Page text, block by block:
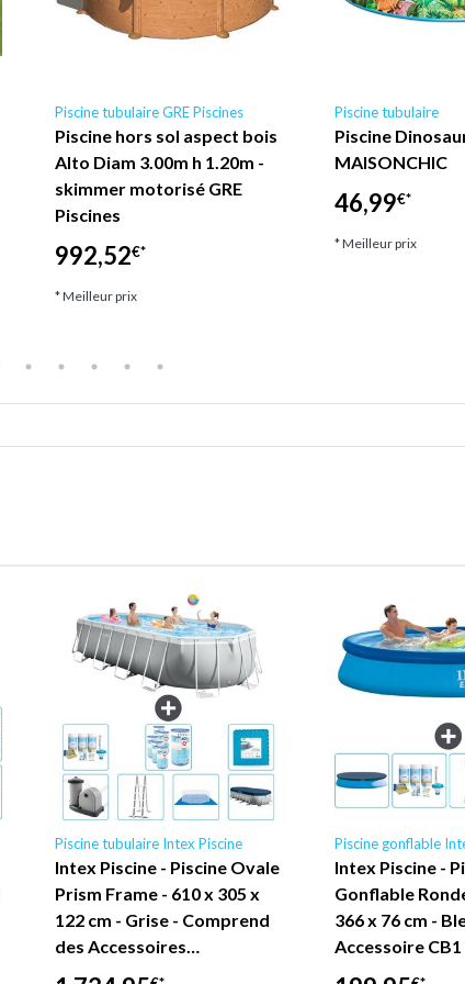
Piscine tubulaire GRE Piscines
Piscine hors sol aspect bois
Alto Diam 3.00m h 1.20m -
skimmer motorisé GRE
Piscines
992,52€*
* Meilleur prix
Piscine tubulaire
Piscine
MAISONCHIC
46,99€*
* Meilleur prix
Piscine tubulaire Intex Piscine
Intex Piscine - Piscine Ovale
Prism Frame - 610 x 305 x
122 cm - Grise - Comprend
des Accessoires…
Piscine gonflable
Intex Piscine -
Gonflable
366 x 76 cm -
Accessoire CB1